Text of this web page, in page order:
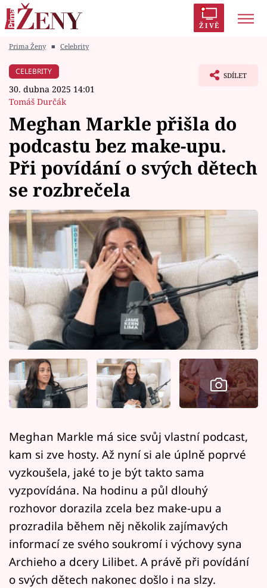
ŽIVĚ
Módní alarm
Témata
Celebrity
Vztahy
Seriály
Horoskopy
Sledujte prima+
Filmový festival Karlovy Vary
Pořady
Mámy sobě
Sledujte nás
Prima Ženy ■ Celebrity
CELEBRITY
30. dubna 2025 14:01
Tomáš Durčák
SDÍLET
Meghan Markle přišla do
podcastu bez make-upu.
Při povídání o svých dětech
se rozbrečela
Meghan Markle má sice svůj vlastní podcast,
kam si zve hosty. Až nyní si ale úplně poprvé
vyzkoušela, jaké to je být takto sama
vyzpovídána. Na hodinu a půl dlouhý
rozhovor dorazila zcela bez make-upu a
prozradila během něj několik zajímavých
informací ze svého soukromí i výchovy syna
Archieho a dcery Lilibet. A právě při povídání
o svých dětech nakonec došlo i na slzy.